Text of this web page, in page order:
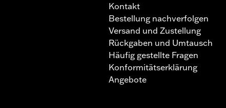
Kontakt
Bestellung nachverfolgen
Versand und Zustellung
Rückgaben und Umtausch
Häufig gestellte Fragen
Konformitätserklärung
Angebote